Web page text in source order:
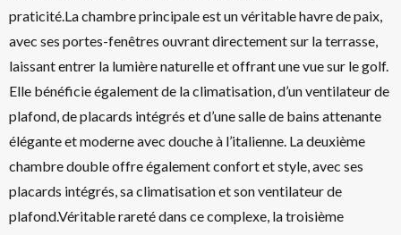
praticité.La chambre principale est un véritable havre de paix,
avec ses portes-fenêtres ouvrant directement sur la terrasse,
laissant entrer la lumière naturelle et offrant une vue sur le golf.
Elle bénéficie également de la climatisation, d’un ventilateur de
plafond, de placards intégrés et d’une salle de bains attenante
élégante et moderne avec douche à l’italienne. La deuxième
chambre double offre également confort et style, avec ses
placards intégrés, sa climatisation et son ventilateur de
plafond.Véritable rareté dans ce complexe, la troisième